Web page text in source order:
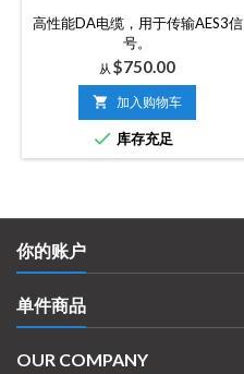
高性能DA电缆，用于传输AES3信
号。
从 价
格
$750.00
 加入购物车
 库存充足
你的账户
单件商品
OUR COMPANY